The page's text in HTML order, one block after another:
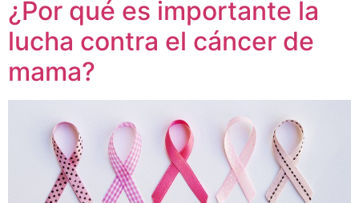
¿Por qué es importante la
lucha contra el cáncer de
mama?